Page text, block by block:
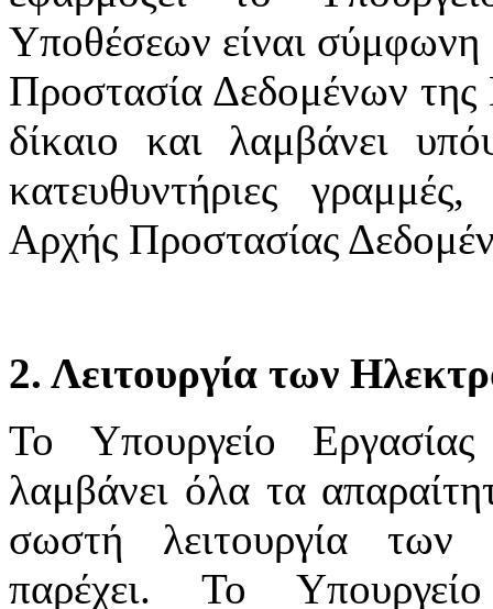
Υποθέσεων είναι σύμφωνη
Προστασία Δεδομένων
δίκαιο και λαμβάνει
κατευθυντήριες
Αρχής Προστασίας
2. Λειτουργία των
Το Υπουργείο
λαμβάνει όλα τα
σωστή λειτουργία των
παρέχει. Το